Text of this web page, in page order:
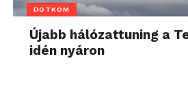
DOTKOM
Újabb hálózattuning a
idén nyáron